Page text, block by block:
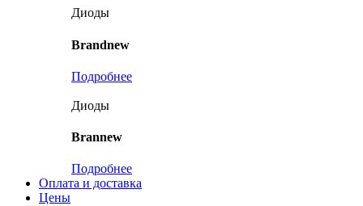
Диоды
Brandnew
Подробнее
Диоды
Brannew
Подробнее
Оплата и доставка
Цены